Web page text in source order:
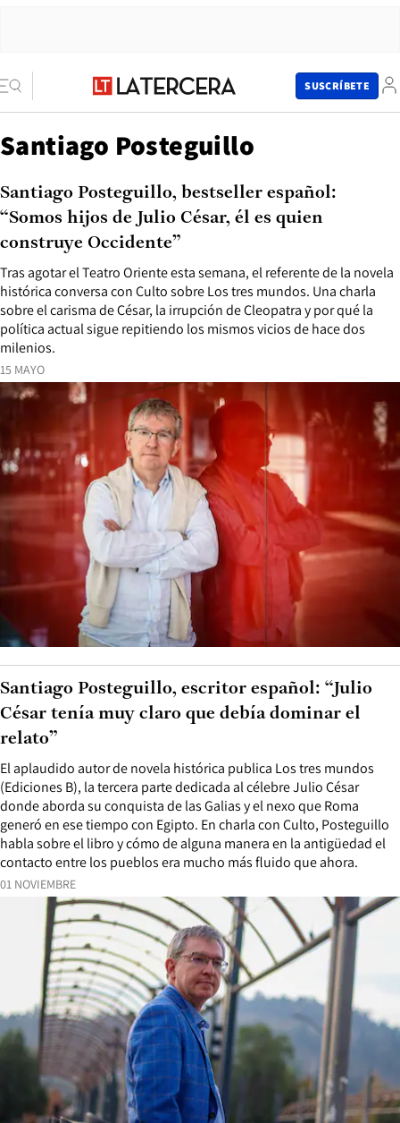
SUSCRÍBETE
Santiago Posteguillo
15 MAYO
Tras agotar el Teatro Oriente esta semana, el referente de la novela
histórica conversa con Culto sobre Los tres mundos. Una charla
sobre el carisma de César, la irrupción de Cleopatra y por qué la
política actual sigue repitiendo los mismos vicios de hace dos
milenios.
Santiago Posteguillo, bestseller español:
“Somos hijos de Julio César, él es quien
construye Occidente”
01 NOVIEMBRE
El aplaudido autor de novela histórica publica Los tres mundos
(Ediciones B), la tercera parte dedicada al célebre Julio César
donde aborda su conquista de las Galias y el nexo que Roma
generó en ese tiempo con Egipto. En charla con Culto, Posteguillo
habla sobre el libro y cómo de alguna manera en la antigüedad el
contacto entre los pueblos era mucho más fluido que ahora.
Santiago Posteguillo, escritor español: “Julio
César tenía muy claro que debía dominar el
relato”